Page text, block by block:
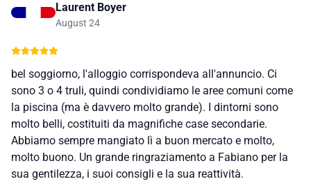
Laurent Boyer
August 24
bel soggiorno, l'alloggio corrispondeva all'annuncio. Ci
sono 3 o 4 truli, quindi condividiamo le aree comuni come
la piscina (ma è davvero molto grande). I dintorni sono
molto belli, costituiti da magnifiche case secondarie.
Abbiamo sempre mangiato lì a buon mercato e molto,
molto buono. Un grande ringraziamento a Fabiano per la
sua gentilezza, i suoi consigli e la sua reattività.